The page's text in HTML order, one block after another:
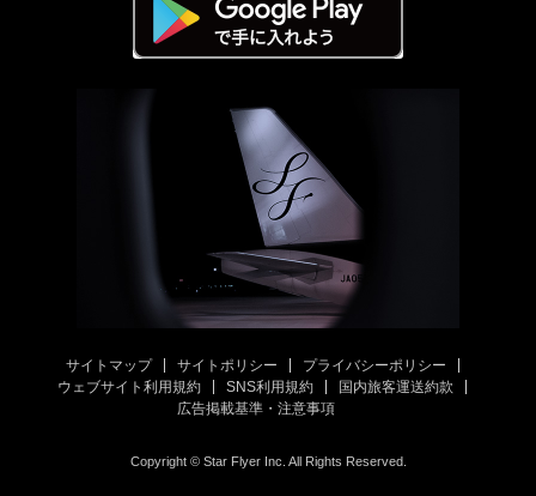
サイトマップ サイトポリシー
プライバシーポリシー
ウェブサイト利用規約
SNS利用規約
国内旅客運送約款
広告掲載基準・注意事項
Copyright © Star Flyer Inc. All Rights Reserved.